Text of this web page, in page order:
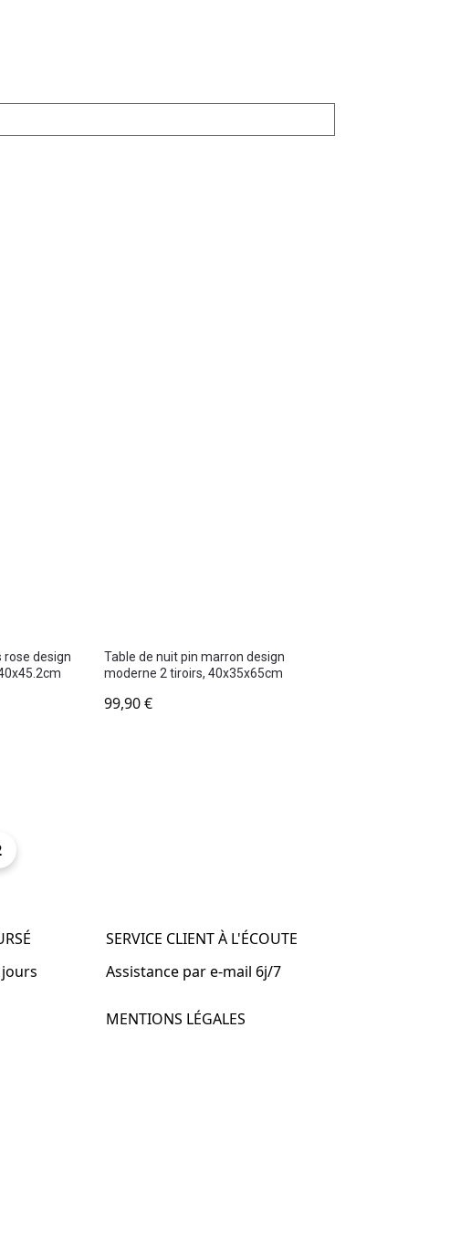
rose design
Table de nuit pin marron design
moderne 2 tiroirs, 40x35x65cm
99,90€
SERVICE CLIENT À L'ÉCOUTE
Assistance par e-mail 6j/7
MENTIONS LÉGALES